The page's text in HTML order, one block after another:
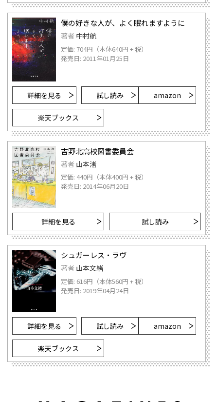
僕の好きな人が、よく眠れますように
著者 中村航
定価: 704円（本体640円 + 税）
発売日: 2011年01月25日
詳細を見る 試し読み amazon
楽天ブックス
吉野北高校図書委員会
著者 山本渚
定価: 440円（本体400円 + 税）
発売日: 2014年06月20日
詳細を見る 試し読み
シュガーレス・ラヴ
著者 山本文緒
定価: 616円（本体560円 + 税）
発売日: 2019年04月24日
詳細を見る 試し読み amazon
楽天ブックス